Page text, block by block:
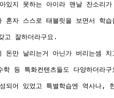
있지 못하는 아이라 맨날 잔소리가
혼자 스스로 태블릿을 보면서 학습
고 잘하더라구요.
돈만 날리는거 아닌가 버리는셈
등 특화컨텐츠들도 다양하더라
되어 있었고 특별학습엔 역사나